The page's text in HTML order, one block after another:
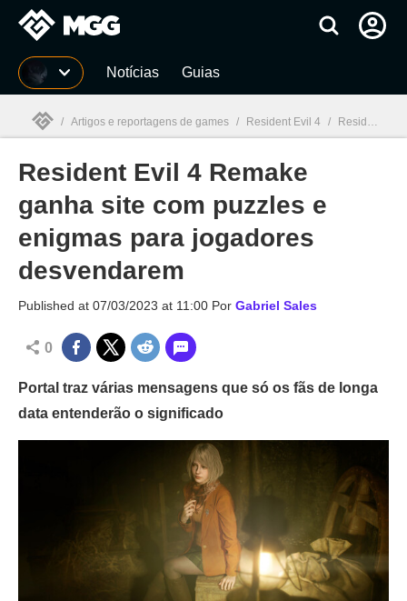
Millenium Notícias Guias
Millenium
/ Artigos e reportagens de games / Resident Evil 4 / Resident Evil 4 Remake ganha site com puzzles e enigmas para jogadores desvendarem
Resident Evil 4 Remake
ganha site com puzzles e
enigmas para jogadores
desvendarem
Published at 07/03/2023 at 11:00 Por Gabriel Sales
0
Portal traz várias mensagens que só os fãs de longa
data entenderão o significado